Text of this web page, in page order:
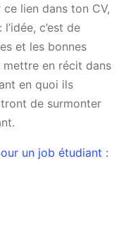
lien dans ton CV,
c’est de
et les bonnes
mettre en récit dans
en quoi ils
de surmonter
un job étudiant :